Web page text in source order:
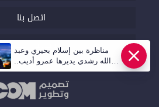
اتصل بنا
السياسة التحريرية
مناظرة بين إسلام بحيري وعبد
الله رشدي يديرها عمرو أديب..
قريبا | أهل مصر